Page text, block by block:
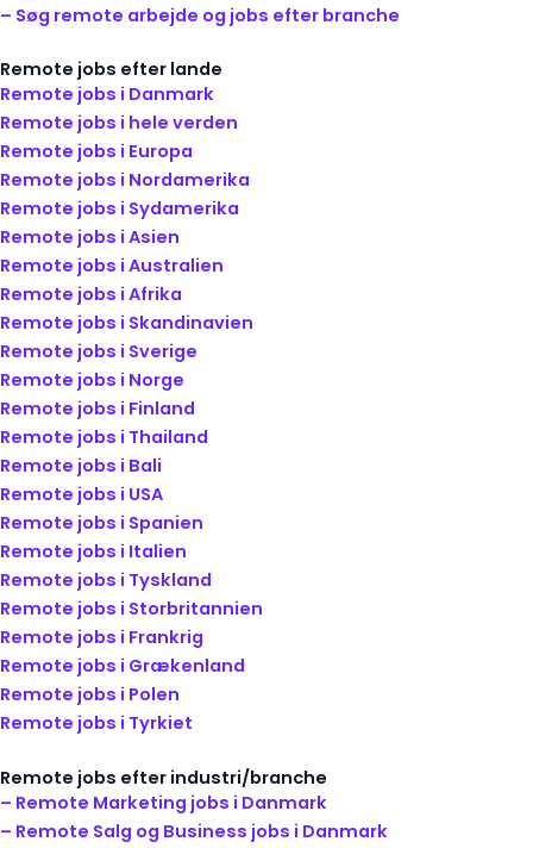
– Søg remote arbejde og jobs efter branche
Remote jobs efter lande
Remote jobs i Danmark
Remote jobs i hele verden
Remote jobs i Europa
Remote jobs i Nordamerika
Remote jobs i Sydamerika
Remote jobs i Asien
Remote jobs i Australien
Remote jobs i Afrika
Remote jobs i Skandinavien
Remote jobs i Sverige
Remote jobs i Norge
Remote jobs i Finland
Remote jobs i Thailand
Remote jobs i Bali
Remote jobs i USA
Remote jobs i Spanien
Remote jobs i Italien
Remote jobs i Tyskland
Remote jobs i Storbritannien
Remote jobs i Frankrig
Remote jobs i Grækenland
Remote jobs i Polen
Remote jobs i Tyrkiet
Remote jobs efter industri/branche
– Remote Marketing jobs i Danmark
– Remote Salg og Business jobs i Danmark